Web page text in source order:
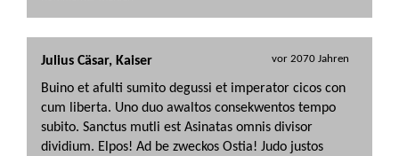
Julius Cäsar, Kaiser vor 2070 Jahren
Buino et afulti sumito degussi et imperator cicos con
cum liberta. Uno duo awaltos consekwentos tempo
subito. Sanctus mutli est Asinatas omnis divisor
dividium. Elpos! Ad be zweckos Ostia! Judo justos